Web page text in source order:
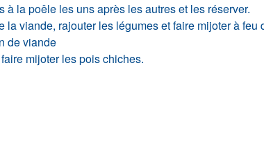
à la poêle les uns après les autres et les réserver.
la viande, rajouter les légumes et faire mijoter à
de viande
mijoter les pois chiches.